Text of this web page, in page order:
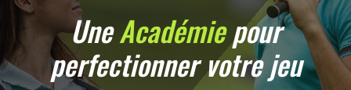
UneAcadémiepour
perfectionner votre jeu